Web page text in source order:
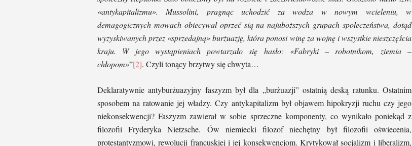
«antykapitalizmu». Mussolini, pragnąc uchodzić za wodza w nowym wcieleniu, w
demagogicznych mowach obiecywał oprzeć sią na najuboższych grupach społeczeństwa, dotąd
wyzyskiwanych przez «sprzedajną» burżuazję, która ponosi winę za wojnę i wszystkie nieszczęścia
kraju. W jego wystąpieniach powtarzało się hasło: «Fabryki – robotnikom, ziemia –
chłopom»”[2]. Czyli tonący brzytwy się chwyta…
Deklaratywnie antyburżuazyjny faszyzm był dla „burżuazji” ostatnią deską ratunku. Ostatnim
sposobem na ratowanie jej władzy. Czy antykapitalizm był objawem hipokryzji ruchu czy jego
niekonsekwencji? Faszyzm zawierał w sobie sprzeczne komponenty, co wynikało poniekąd z
filozofii Fryderyka Nietzsche. Ów niemiecki filozof niechętny był filozofii oświecenia,
protestantyzmowi, rewolucji francuskiej i jej konsekwencjom. Krytykował socjalizm i liberalizm,